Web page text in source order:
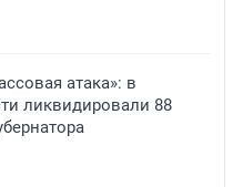
атака»: в
ликвидировали 88